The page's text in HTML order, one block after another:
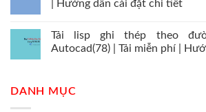
| Hướng dẫn cài đặt chi tiết
Tải lisp ghi thép theo
Autocad(78) | Tải miễn phí |
DANH MỤC